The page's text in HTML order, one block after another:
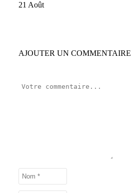
21 Août
AJOUTER UN COMMENTAIRE